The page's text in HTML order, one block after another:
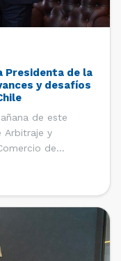
Presidenta de la
y desafíos
de este
Arbitraje y
de
general de
un encuentro […]